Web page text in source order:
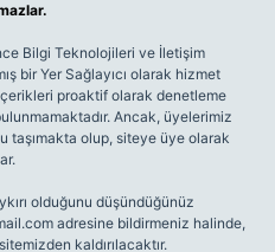
Bilgi Teknolojileri ve İletişim
bir Yer Sağlayıcı olarak hizmet
proaktif olarak denetleme
Ancak, üyelerimiz
taşımakta olup, siteye üye olarak
olduğunu düşündüğünüz
adresine bildirmeniz halinde,
kaldırılacaktır.